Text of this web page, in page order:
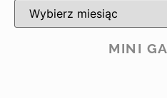
MINI